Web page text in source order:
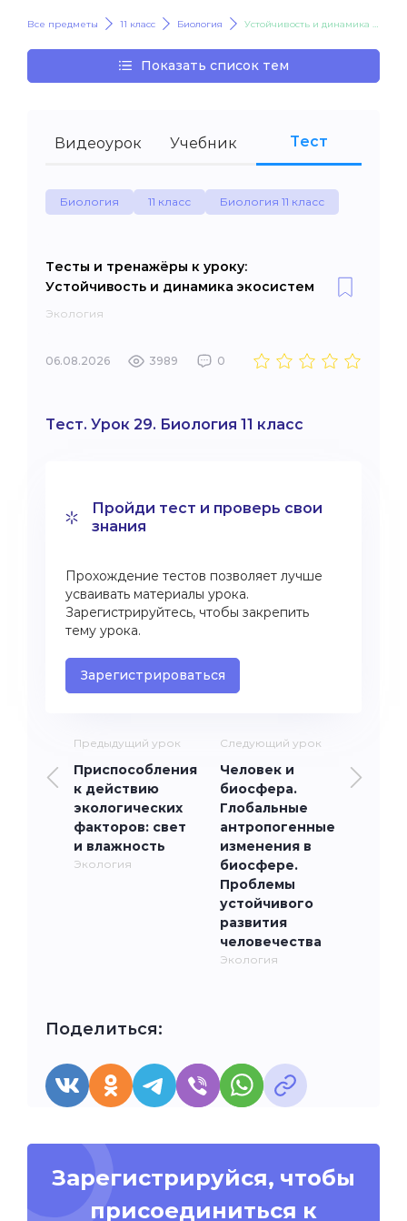
Все предметы 11 класс Биология Устойчивость и динамика экосистем
Показать список тем
Видеоурок Учебник Тест
Биология 11 класс Биология 11 класс
Тесты и тренажёры к уроку:
Устойчивость и динамика экосистем
Экология
06.08.2026 3989 0
Тест. Урок 29. Биология 11 класс
Пройди тест и проверь свои
знания
Прохождение тестов позволяет лучше
усваивать материалы урока.
Зарегистрируйтесь, чтобы закрепить
тему урока.
Зарегистрироваться
Предыдущий урок
Приспособления
к действию
экологических
факторов: свет
и влажность
Экология
Следующий урок
Человек и
биосфера.
Глобальные
антропогенные
изменения в
биосфере.
Проблемы
устойчивого
развития
человечества
Экология
Поделиться:
Зарегистрируйся, чтобы
присоединиться к